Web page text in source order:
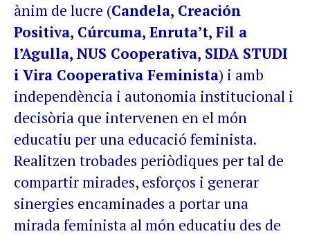
ànim de lucre (Candela, Creación
Positiva, Cúrcuma, Enruta’t, Fil a
l’Agulla, NUS Cooperativa, SIDA STUDI
i Vira Cooperativa Feminista) i amb
independència i autonomia institucional i
decisòria que intervenen en el món
educatiu per una educació feminista.
Realitzen trobades periòdiques per tal de
compartir mirades, esforços i generar
sinergies encaminades a portar una
mirada feminista al món educatiu des de